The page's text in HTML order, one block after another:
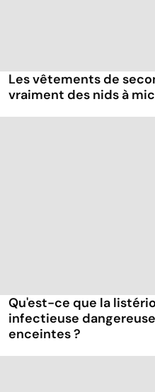
Les vêtements de
vraiment des nids à
Qu'est-ce que la
infectieuse
enceintes ?